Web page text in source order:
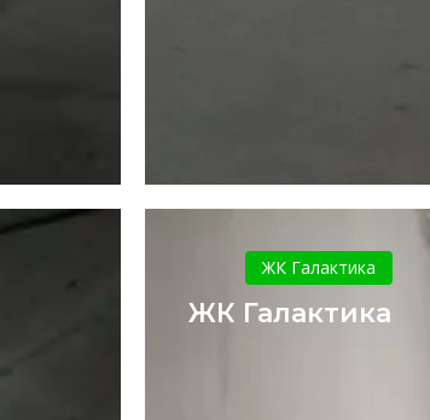
Галактика
ЖК Галактика
ЖК Галактика